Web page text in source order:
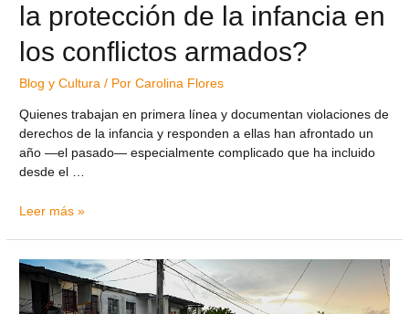
la protección de la infancia en
los conflictos armados?
Blog y Cultura / PorCarolina Flores
Quienes trabajan en primera línea y documentan violaciones de
derechos de la infancia y responden a ellas han afrontado un
año —el pasado— especialmente complicado que ha incluido
desde el …
Leer más »